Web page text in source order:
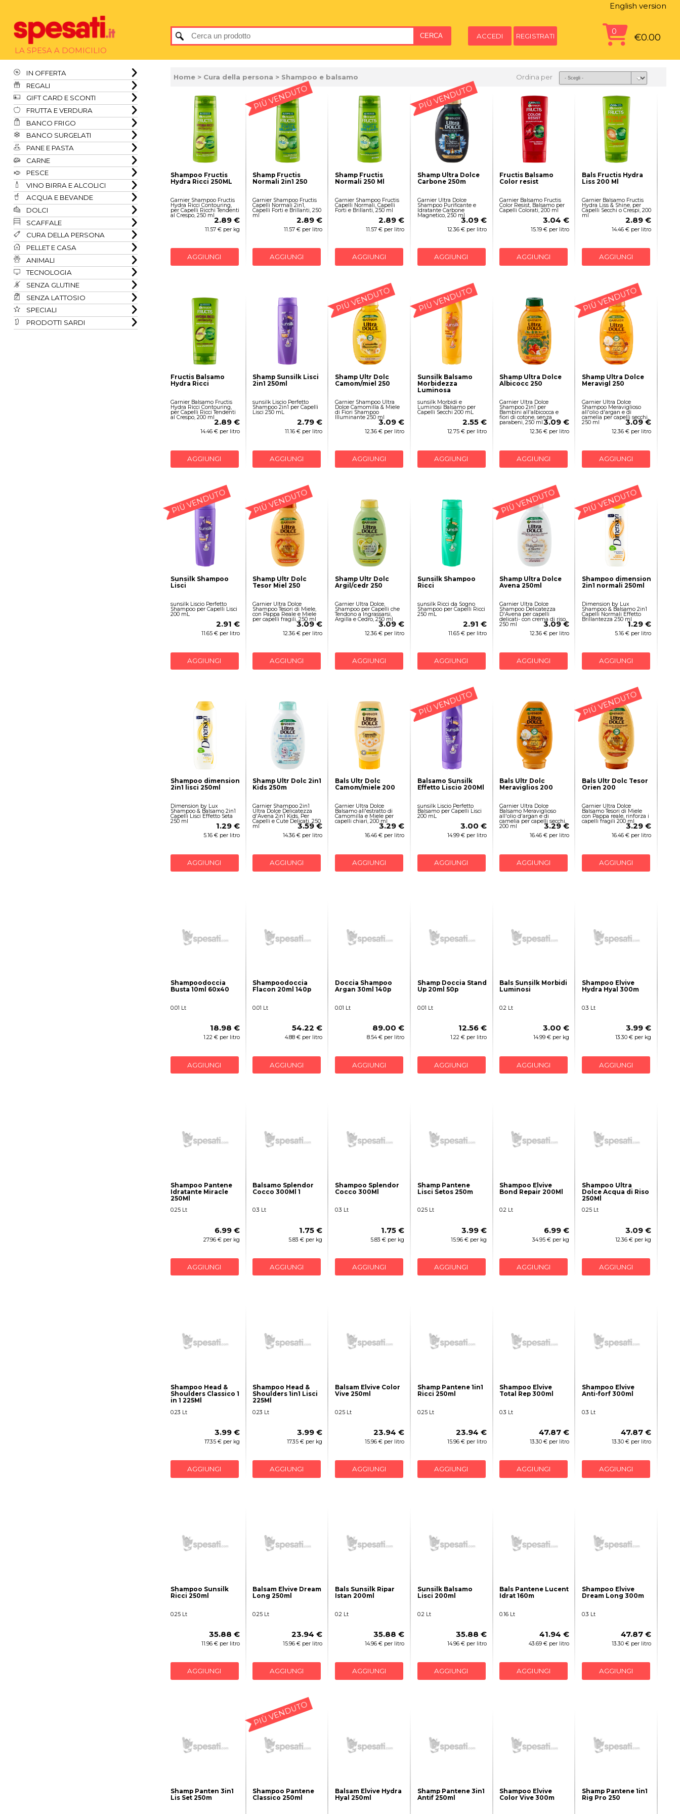
LA SPESA A DOMICILIO
English version
ACCEDI REGISTRATI
0
€0.00
IN OFFERTA
REGALI
GIFT CARD E SCONTI
FRUTTA E VERDURA
BANCO FRIGO
BANCO SURGELATI
PANE E PASTA
CARNE
PESCE
VINO BIRRA E ALCOLICI
ACQUA E BEVANDE
DOLCI
SCAFFALE
CURA DELLA PERSONA
PELLET E CASA
ANIMALI
TECNOLOGIA
SENZA GLUTINE
SENZA LATTOSIO
SPECIALI
PRODOTTI SARDI
Home > Cura della persona > Shampoo e balsamo Ordina per
Shampoo Fructis
Hydra Ricci 250ML
Garnier Shampoo Fructis
Hydra Ricci Contouring,
per Capelli Ricchi Tendenti
al Crespo, 250 ml
2.89 €
11.57 € per kg
AGGIUNGI
PIÙ VENDUTO
Shamp Fructis
Normali 2in1 250
Garnier Shampoo Fructis
Capelli Normali 2in1,
Capelli Forti e Brillanti, 250
ml
2.89 €
11.57 € per litro
AGGIUNGI
Shamp Fructis
Normali 250 Ml
Garnier Shampoo Fructis
Capelli Normali, Capelli
Forti e Brillanti, 250 ml
2.89 €
11.57 € per litro
AGGIUNGI
PIÙ VENDUTO
Shamp Ultra Dolce
Carbone 250m
Garnier Ultra Dolce
Shampoo Purificante e
Idratante Carbone
Magnetico, 250 ml
3.09 €
12.36 € per litro
AGGIUNGI
Fructis Balsamo
Color resist
Garnier Balsamo Fructis
Color Resist, Balsamo per
Capelli Colorati, 200 ml
3.04 €
15.19 € per litro
AGGIUNGI
Bals Fructis Hydra
Liss 200 Ml
Garnier Balsamo Fructis
Hydra Liss & Shine, per
Capelli Secchi o Crespi, 200
ml
2.89 €
14.46 € per litro
AGGIUNGI
Fructis Balsamo
Hydra Ricci
Garnier Balsamo Fructis
Hydra Ricci Contouring,
per Capelli Ricci Tendenti
al Crespo, 200 ml
2.89 €
14.46 € per litro
AGGIUNGI
Shamp Sunsilk Lisci
2in1 250ml
sunsilk Liscio Perfetto
Shampoo 2in1 per Capelli
Lisci 250 mL
2.79 €
11.16 € per litro
AGGIUNGI
PIÙ VENDUTO
Shamp Ultr Dolc
Camom/miel 250
Garnier Shampoo Ultra
Dolce Camomilla & Miele
di Fiori Shampoo
Illuminante 250 ml
3.09 €
12.36 € per litro
AGGIUNGI
PIÙ VENDUTO
Sunsilk Balsamo
Morbidezza
Luminosa
sunsilk Morbidi e
Luminosi Balsamo per
Capelli Secchi 200 mL
2.55 €
12.75 € per litro
AGGIUNGI
Shamp Ultra Dolce
Albicocc 250
Garnier Ultra Dolce
Shampoo 2in1 per
Bambini all'albicocca e
fiori di cotone, senza
parabeni, 250 ml3.09 €
12.36 € per litro
AGGIUNGI
PIÙ VENDUTO
Shamp Ultra Dolce
Meravigl 250
Garnier Ultra Dolce
Shampoo Meraviglioso
all'olio d'argan e di
camelia per capelli secchi,
250 ml 3.09 €
12.36 € per litro
AGGIUNGI
PIÙ VENDUTO
Sunsilk Shampoo
Lisci
sunsilk Liscio Perfetto
Shampoo per Capelli Lisci
200 mL
2.91 €
11.65 € per litro
AGGIUNGI
PIÙ VENDUTO
Shamp Ultr Dolc
Tesor Miel 250
Garnier Ultra Dolce
Shampoo Tesori di Miele,
con Pappa Reale e Miele
per capelli fragili, 250 ml
3.09 €
12.36 € per litro
AGGIUNGI
Shamp Ultr Dolc
Argil/cedr 250
Garnier Ultra Dolce,
Shampoo per Capelli che
Tendono a Ingrassarsi,
Argilla e Cedro, 250 ml
3.09 €
12.36 € per litro
AGGIUNGI
Sunsilk Shampoo
Ricci
sunsilk Ricci da Sogno
Shampoo per Capelli Ricci
250 mL
2.91 €
11.65 € per litro
AGGIUNGI
PIÙ VENDUTO
Shamp Ultra Dolce
Avena 250ml
Garnier Ultra Dolce
Shampoo Delicatezza
D'Avena per capelli
delicati- con crema di riso,
250 ml 3.09 €
12.36 € per litro
AGGIUNGI
PIÙ VENDUTO
Shampoo dimension
2in1 normali 250ml
Dimension by Lux
Shampoo & Balsamo 2in1
Capelli Normali Effetto
Brillantezza 250 ml
1.29 €
5.16 € per litro
AGGIUNGI
Shampoo dimension
2in1 lisci 250ml
Dimension by Lux
Shampoo & Balsamo 2in1
Capelli Lisci Effetto Seta
250 ml
1.29 €
5.16 € per litro
AGGIUNGI
Shamp Ultr Dolc 2in1
Kids 250m
Garnier Shampoo 2in1
Ultra Dolce Delicatezza
d'Avena 2in1 Kids, Per
Capelli e Cute Delicati, 250
ml 3.59 €
14.36 € per litro
AGGIUNGI
Bals Ultr Dolc
Camom/miele 200
Garnier Ultra Dolce
Balsamo all'estratto di
Camomilla e Miele per
capelli chiari, 200 ml
3.29 €
16.46 € per litro
AGGIUNGI
PIÙ VENDUTO
Balsamo Sunsilk
Effetto Liscio 200Ml
sunsilk Liscio Perfetto
Balsamo per Capelli Lisci
200 mL
3.00 €
14.99 € per litro
AGGIUNGI
Bals Ultr Dolc
Meraviglios 200
Garnier Ultra Dolce
Balsamo Meraviglioso
all'olio d'argan e di
camelia per capelli secchi,
200 ml 3.29 €
16.46 € per litro
AGGIUNGI
PIÙ VENDUTO
Bals Ultr Dolc Tesor
Orien 200
Garnier Ultra Dolce
Balsamo Tesori di Miele
con Pappa reale, rinforza i
capelli fragili 200 ml
3.29 €
16.46 € per litro
AGGIUNGI
Shampoodoccia
Busta 10ml 60x40
0.01 Lt
18.98 €
1.22 € per litro
AGGIUNGI
Shampoodoccia
Flacon 20ml 140p
0.01 Lt
54.22 €
4.88 € per litro
AGGIUNGI
Doccia Shampoo
Argan 30ml 140p
0.01 Lt
89.00 €
8.54 € per litro
AGGIUNGI
Shamp Doccia Stand
Up 20ml 50p
0.01 Lt
12.56 €
1.22 € per litro
AGGIUNGI
Bals Sunsilk Morbidi
Luminosi
0.2 Lt
3.00 €
14.99 € per kg
AGGIUNGI
Shampoo Elvive
Hydra Hyal 300m
0.3 Lt
3.99 €
13.30 € per kg
AGGIUNGI
Shampoo Pantene
Idratante Miracle
250Ml
0.25 Lt
6.99 €
27.96 € per kg
AGGIUNGI
Balsamo Splendor
Cocco 300Ml 1
0.3 Lt
1.75 €
5.83 € per kg
AGGIUNGI
Shampoo Splendor
Cocco 300Ml
0.3 Lt
1.75 €
5.83 € per kg
AGGIUNGI
Shamp Pantene
Lisci Setos 250m
0.25 Lt
3.99 €
15.96 € per kg
AGGIUNGI
Shampoo Elvive
Bond Repair 200Ml
0.2 Lt
6.99 €
34.95 € per kg
AGGIUNGI
Shampoo Ultra
Dolce Acqua di Riso
250Ml
0.25 Lt
3.09 €
12.36 € per kg
AGGIUNGI
Shampoo Head &
Shoulders Classico 1
in 1 225Ml
0.23 Lt
3.99 €
17.35 € per kg
AGGIUNGI
Shampoo Head &
Shoulders 1in1 Lisci
225Ml
0.23 Lt
3.99 €
17.35 € per kg
AGGIUNGI
Balsam Elvive Color
Vive 250ml
0.25 Lt
23.94 €
15.96 € per litro
AGGIUNGI
Shamp Pantene 1in1
Ricci 250ml
0.25 Lt
23.94 €
15.96 € per litro
AGGIUNGI
Shampoo Elvive
Total Rep 300ml
0.3 Lt
47.87 €
13.30 € per litro
AGGIUNGI
Shampoo Elvive
Anti-forf 300ml
0.3 Lt
47.87 €
13.30 € per litro
AGGIUNGI
Shampoo Sunsilk
Ricci 250ml
0.25 Lt
35.88 €
11.96 € per litro
AGGIUNGI
Balsam Elvive Dream
Long 250ml
0.25 Lt
23.94 €
15.96 € per litro
AGGIUNGI
Bals Sunsilk Ripar
Istan 200ml
0.2 Lt
35.88 €
14.96 € per litro
AGGIUNGI
Sunsilk Balsamo
Lisci 200ml
0.2 Lt
35.88 €
14.96 € per litro
AGGIUNGI
Bals Pantene Lucent
Idrat 160m
0.16 Lt
41.94 €
43.69 € per litro
AGGIUNGI
Shampoo Elvive
Dream Long 300m
0.3 Lt
47.87 €
13.30 € per litro
AGGIUNGI
Shamp Panten 3in1
Lis Set 250m
PIÙ VENDUTO
Shampoo Pantene
Classico 250ml
Balsam Elvive Hydra
Hyal 250ml
Shamp Pantene 3in1
Antif 250ml
Shampoo Elvive
Color Vive 300m
Shamp Pantene 1in1
Rig Pro 250